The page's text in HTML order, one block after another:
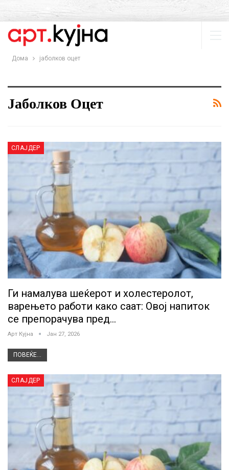
Дома јаболков оцет
Јаболков Оцет
СЛАЈДЕР
Ги намалува шеќерот и холестеролот,
варењето работи како саат: Овој напиток
се препорачува пред…
Арт Кујна Јан 27, 2026
ПОВЕЌЕ...
СЛАЈДЕР